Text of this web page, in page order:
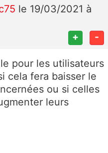
le 19/03/2021 à
+ -
pour les utilisateurs
cela fera baisser le
ou si celles
leurs